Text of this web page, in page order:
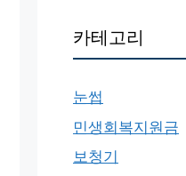
카테고리
눈썹
민생회복지원금
보청기